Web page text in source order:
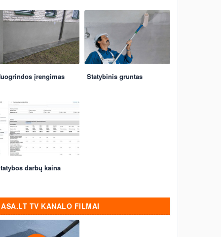
įrengimas Statybinis gruntas
darbų kaina
ASA.LT TV KANALO FILMAI